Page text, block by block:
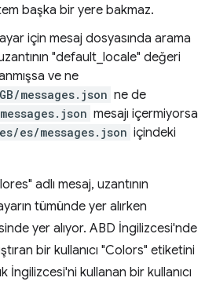
başka bir yere bakmaz.
için mesaj dosyasında arama
"default_locale" değeri
ve ne
messages.json ne de
mesajı içermiyorsa
es/messages.json içindeki
adlı mesaj, uzantının
tümünde yer alırken
yer alıyor. ABD İngilizcesi'nde
bir kullanıcı "Colors" etiketini
İngilizcesi'ni kullanan bir kullanıcı